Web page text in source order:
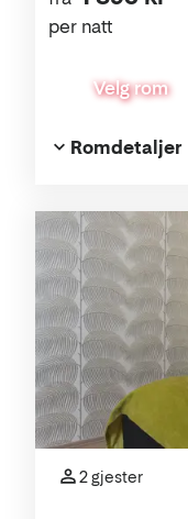
per natt
Velg rom
Romdetaljer
2 gjester